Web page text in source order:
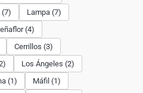
(7)
Lampa (7)
(4)
Cerrillos (3)
Los Ángeles (2)
(1)
Máfil (1)